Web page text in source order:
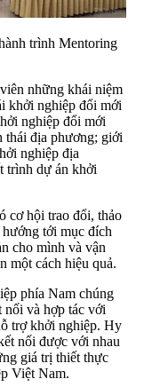
trình Mentoring
những khái niệm
khởi nghiệp đổi mới
nghiệp đổi mới
thái địa phương; giới
nghiệp địa
trình dự án khởi
cơ hội trao đổi, thảo
tới mục đích
cho mình và vận
một cách hiệu quả.
phía Nam chúng
nối và hợp tác với
trợ khởi nghiệp. Hy
nối được với nhau
giá trị thiết thực
Việt Nam.